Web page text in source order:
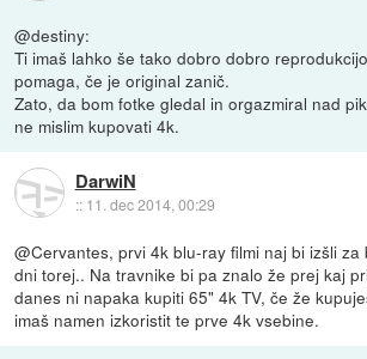
@destiny:
Ti imaš lahko še tako dobro dobro
pomaga, če je original zanič.
Zato, da bom fotke gledal in orgazmiral nad
ne mislim kupovati 4k.
DarwiN
:: 11. dec 2014, 00:29
@Cervantes, prvi 4k blu-ray filmi naj bi izšli
dni torej.. Na travnike bi pa znalo že prej kaj
danes ni napaka kupiti 65" 4k TV, če že
imaš namen izkoristit te prve 4k vsebine.